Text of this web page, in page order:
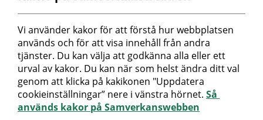
Telefon: 0155-24 50 00
Besöksadress:
Länsmansvägen 6
Nyköpings lasarett
Postadress:
Repslagaregatan 19
611 88 Nyköping
Vi använder kakor för att förstå hur webbplatsen
används och för att visa innehåll från andra
tjänster. Du kan välja att godkänna alla eller ett
urval av kakor. Du kan när som helst ändra ditt val
genom att klicka på kakikonen "Uppdatera
cookieinställningar” nere i vänstra hörnet. Så
används kakor på Samverkanswebben